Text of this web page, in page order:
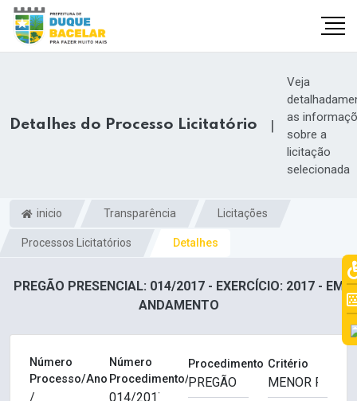
Detalhes do Processo Licitatório |
Veja
as
sobre a
licitação
selecionada
inicio Transparência Licitações
Processos Licitatórios Detalhes
PREGÃO PRESENCIAL: 014/2017 - EXERCÍCIO: 2017 - EM
ANDAMENTO
Número
Processo/Ano
Número
Procedimento/Ano
Procedimento Critério